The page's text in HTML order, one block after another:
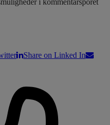
Share on Linked In